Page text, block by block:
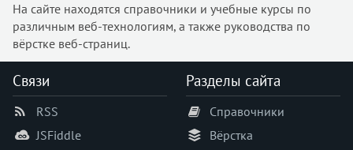
На сайте находятся справочники и учебные курсы по
различным веб-технологиям, а также руководства по
вёрстке веб-страниц.
Связи
RSS
JSFiddle
Разделы сайта
Справочники
Вёрстка